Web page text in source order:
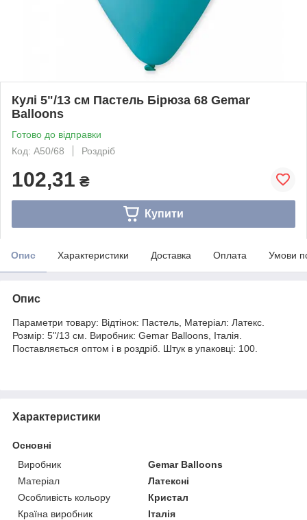
Кулі 5"/13 см Пастель Бірюза 68 Gemar
Balloons
Готово до відправки
Код: A50/68
Роздріб
102,31 ₴
Купити
Опис Характеристики Доставка Оплата Умови
Опис
Параметри товару: Відтінок: Пастель, Матеріал: Латекс.
Розмір: 5"/13 см. Виробник: Gemar Balloons, Італія.
Поставляється оптом і в роздріб. Штук в упаковці: 100.
Характеристики
Основні
Виробник
Gemar Balloons
Матеріал
Латексні
Особливість кольору
Кристал
Країна виробник
Італія